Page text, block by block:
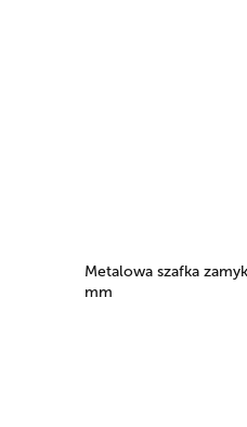
Metalowa szafka
mm